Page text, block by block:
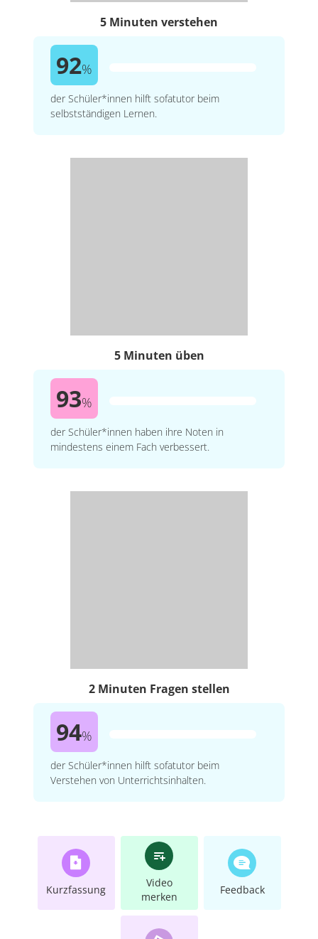
5 Minuten verstehen
92%
der Schüler*innen hilft sofatutor beim
selbstständigen Lernen.
5 Minuten üben
93%
der Schüler*innen haben ihre Noten in
mindestens einem Fach verbessert.
2 Minuten Fragen stellen
94%
der Schüler*innen hilft sofatutor beim
Verstehen von Unterrichtsinhalten.
Kurzfassung
Video
merken
Feedback